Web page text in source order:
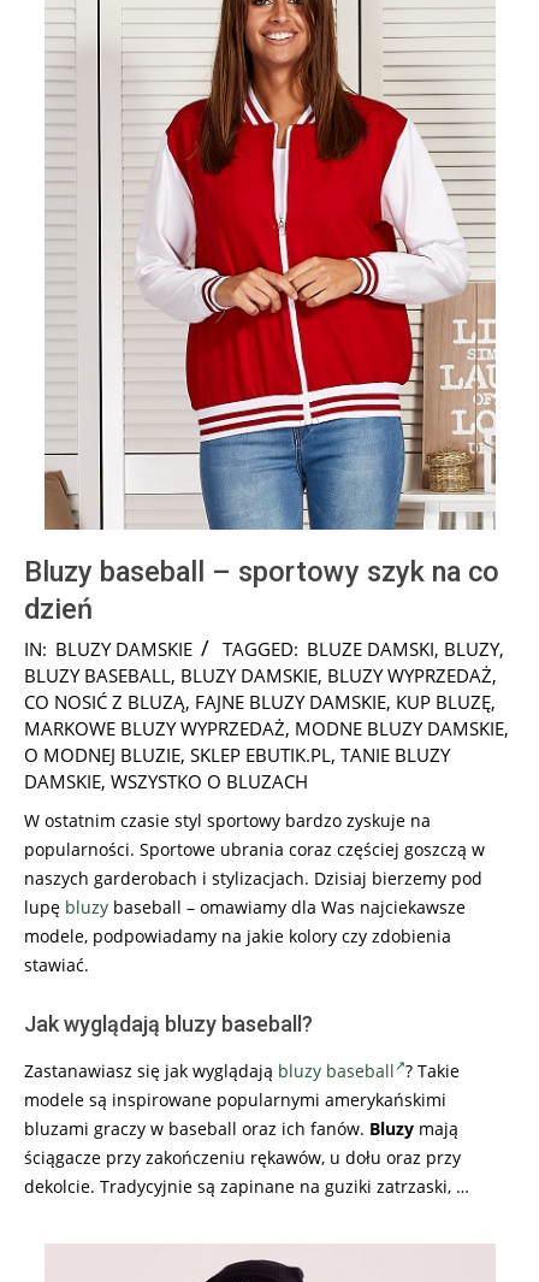
Bluzy baseball – sportowy szyk na co
dzień
2018-
09-
29
IN: BLUZY DAMSKIE TAGGED: BLUZE DAMSKI, BLUZY,
BLUZY BASEBALL, BLUZY DAMSKIE, BLUZY WYPRZEDAŻ,
CO NOSIĆ Z BLUZĄ, FAJNE BLUZY DAMSKIE, KUP BLUZĘ,
MARKOWE BLUZY WYPRZEDAŻ, MODNE BLUZY DAMSKIE,
O MODNEJ BLUZIE, SKLEP EBUTIK.PL, TANIE BLUZY
DAMSKIE, WSZYSTKO O BLUZACH
W ostatnim czasie styl sportowy bardzo zyskuje na
popularności. Sportowe ubrania coraz częściej goszczą w
naszych garderobach i stylizacjach. Dzisiaj bierzemy pod
lupę bluzy baseball – omawiamy dla Was najciekawsze
modele, podpowiadamy na jakie kolory czy zdobienia
stawiać.
Jak wyglądają bluzy baseball?
Zastanawiasz się jak wyglądają bluzy baseball ? Takie
modele są inspirowane popularnymi amerykańskimi
bluzami graczy w baseball oraz ich fanów. Bluzy mają
ściągacze przy zakończeniu rękawów, u dołu oraz przy
dekolcie. Tradycyjnie są zapinane na guziki zatrzaski, …